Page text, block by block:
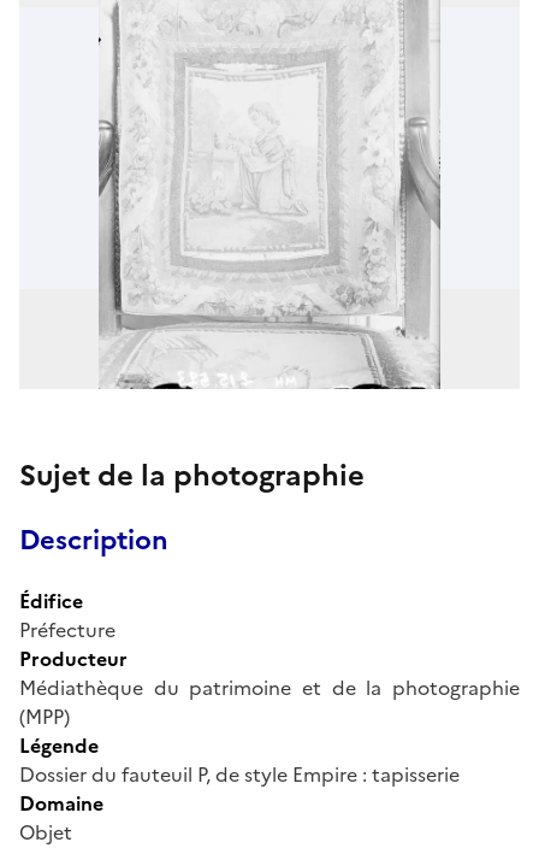
Sujet de la photographie
Description
Édifice
Préfecture
Producteur
Médiathèque du patrimoine et de la photographie
(MPP)
Légende
Dossier du fauteuil P, de style Empire : tapisserie
Domaine
Objet